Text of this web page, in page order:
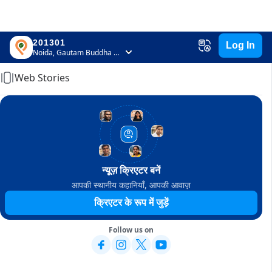
201301
Noida, Gautam Buddha Nagar, Uttar Pradesh
Log In
Home
Web Stories
न्यूज़ क्रिएटर बनें
आपकी स्थानीय कहानियाँ, आपकी आवाज़
क्रिएटर के रूप में जुड़ें
Follow us on